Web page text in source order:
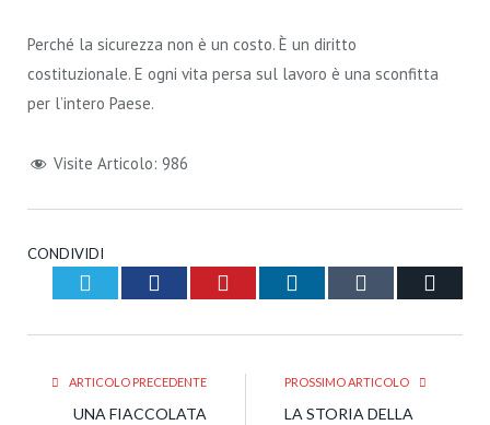
Perché la sicurezza non è un costo. È un diritto
costituzionale. E ogni vita persa sul lavoro è una sconfitta
per l’intero Paese.
Visite Articolo: 986
CONDIVIDI
Twitter Facebook Pinterest LinkedIn Tumblr
ARTICOLO PRECEDENTE
UNA FIACCOLATA
PROSSIMO ARTICOLO
LA STORIA DELLA